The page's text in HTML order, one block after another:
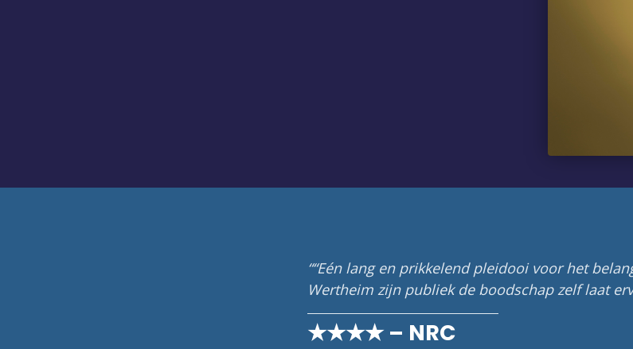
“Eén lang en prikkelend pleidooi voor het belang van
Wertheim zijn publiek de boodschap zelf laat ervaren.”
★★★★ – NRC